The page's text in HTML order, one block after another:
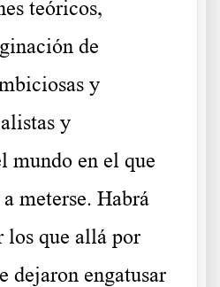
teóricos,
de
y
y
mundo en el que
meterse. Habrá
los que allá por
dejaron engatusar